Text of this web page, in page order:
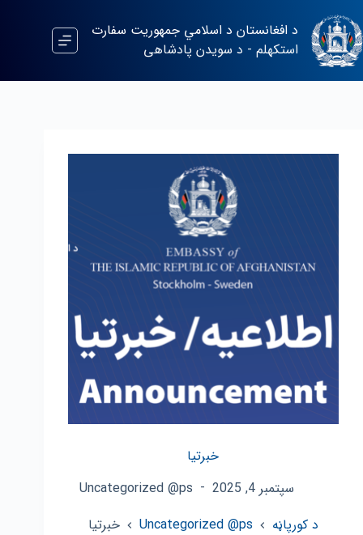
د افغانستان د اسلامي جمهوریت سفارت
استکهلم - د سویدن پادشاهی
خبرتیا
سپتمبر 4, 2025
Uncategorized @ps
د کورپاڼه Uncategorized @ps خبرتیا